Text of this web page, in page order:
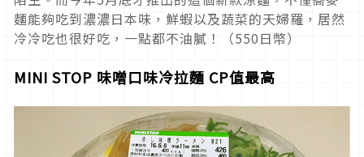
麵能夠吃到濃濃日本味，鮮蝦以及蔬菜的天婦羅，居然
冷冷吃也很好吃，一點都不油膩！（550日幣）
MINI STOP 味噌口味冷拉麵 CP值最高